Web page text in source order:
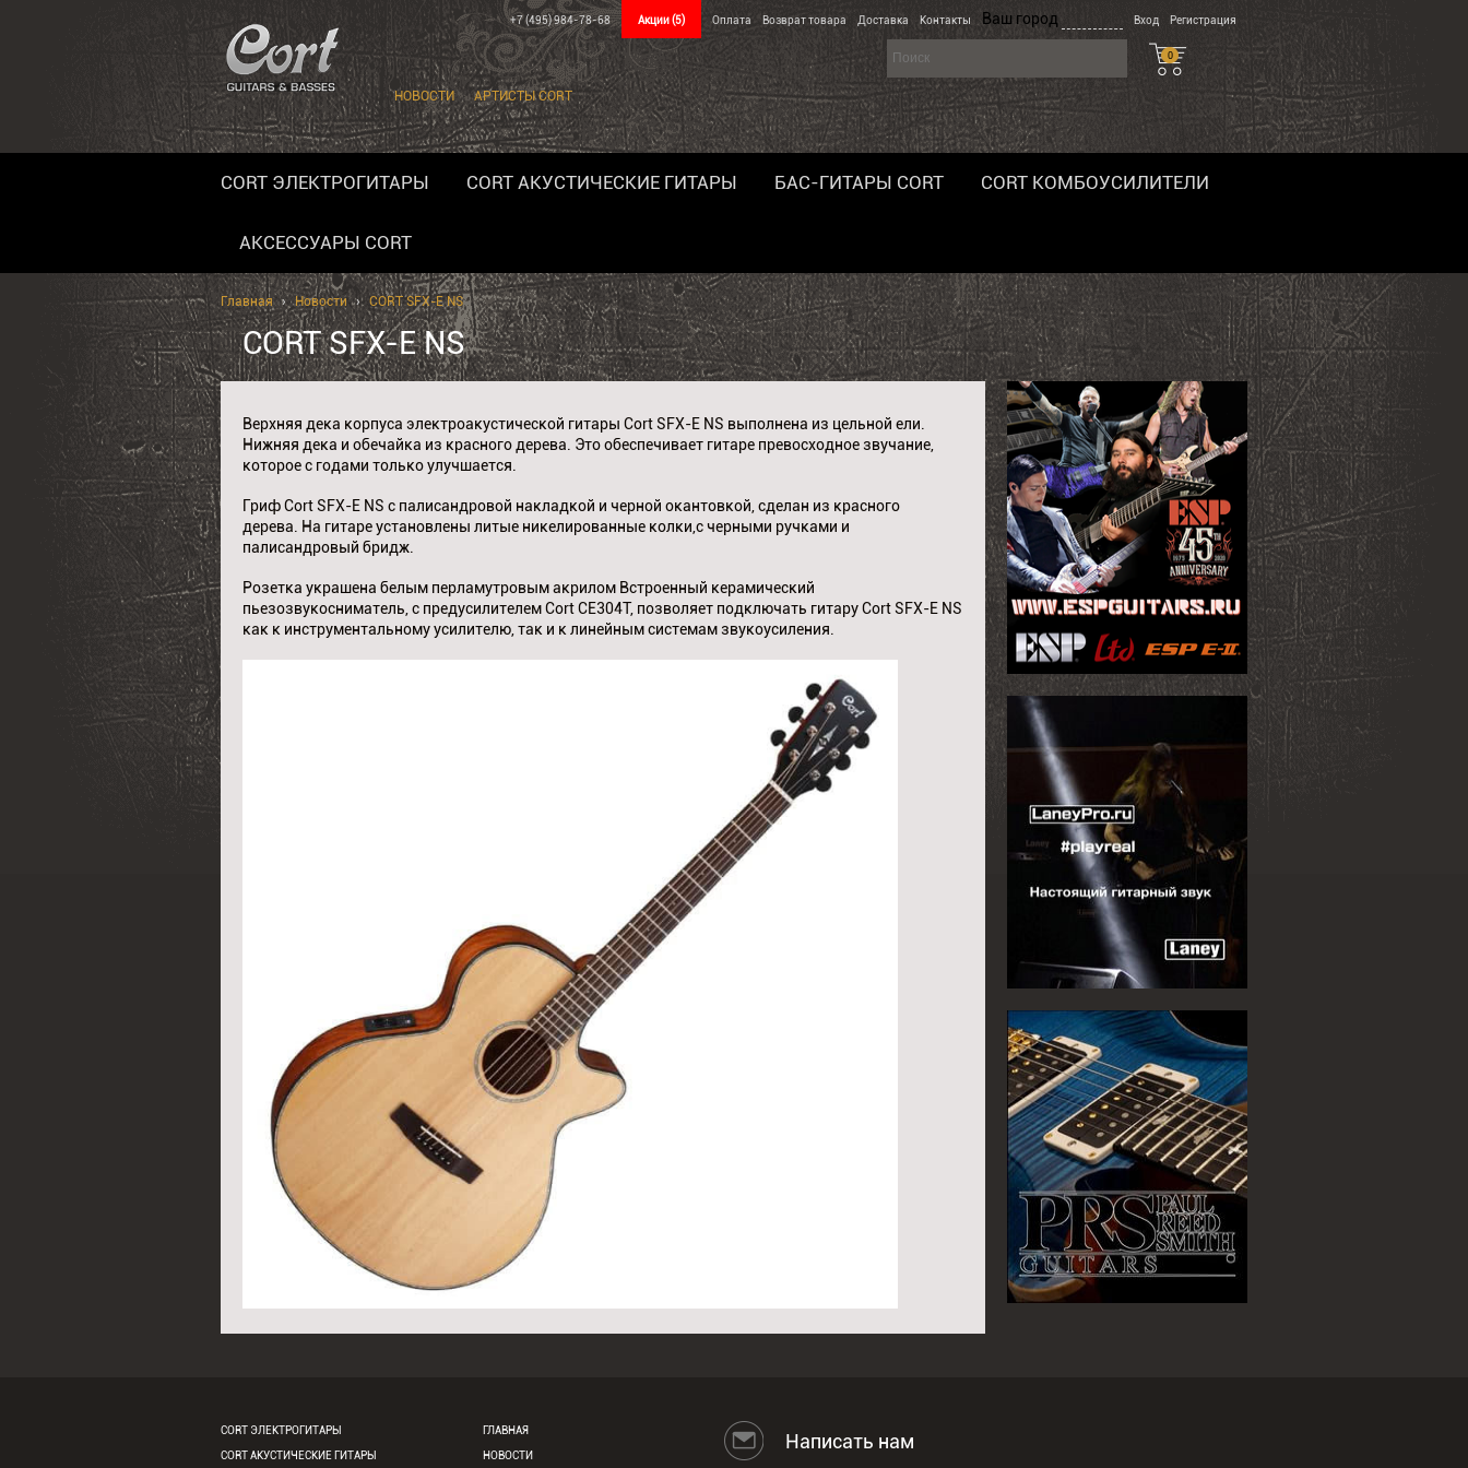
+7 (495) 984-78-68 Акции(5) Оплата Возврат товара Доставка Контакты Ваш город Вход Регистрация
НОВОСТИ АРТИСТЫ CORT
0
CORT ЭЛЕКТРОГИТАРЫ CORT АКУСТИЧЕСКИЕ ГИТАРЫ БАС-ГИТАРЫ CORT CORT КОМБОУСИЛИТЕЛИ
АКСЕССУАРЫ CORT
Главная › Новости › CORT SFX-E NS
CORT SFX-E NS
Верхняя дека корпуса электроакустической гитары Cort SFX-E NS выполнена из цельной ели.
Нижняя дека и обечайка из красного дерева. Это обеспечивает гитаре превосходное звучание,
которое с годами только улучшается.
Гриф Cort SFX-E NS с палисандровой накладкой и черной окантовкой, сделан из красного
дерева. На гитаре установлены литые никелированные колки,с черными ручками и
палисандровый бридж.
Розетка украшена белым перламутровым акрилом Встроенный керамический
пьезозвукосниматель, с предусилителем Cort CE304T, позволяет подключать гитару Cort SFX-E NS
как к инструментальному усилителю, так и к линейным системам звукоусиления.
CORT ЭЛЕКТРОГИТАРЫ
CORT АКУСТИЧЕСКИЕ ГИТАРЫ
ГЛАВНАЯ
НОВОСТИ
Написать нам